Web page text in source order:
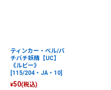
ティンカー・ベル/バ
チバチ妖精【UC】
《ルビー》
[115/204・JA・10]
¥50(税込)